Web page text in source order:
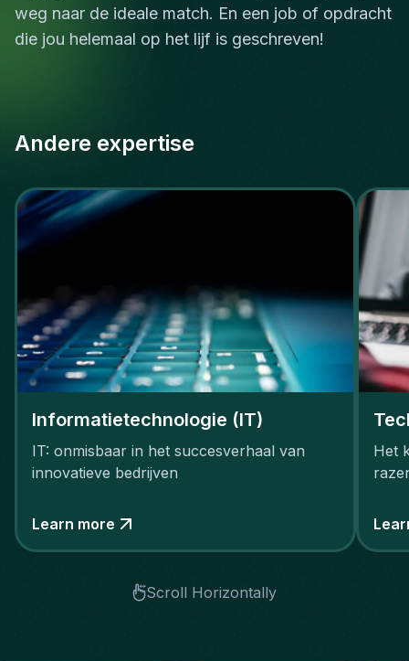
weg naar de ideale match. En een job of opdracht
die jou helemaal op het lijf is geschreven!
Andere expertise
Informatietechnologie (IT)
IT: onmisbaar in het succesverhaal van
innovatieve bedrijven
Learn more
Het
Scroll Horizontally